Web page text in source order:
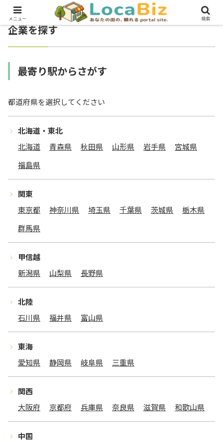
企業を探す
最寄り駅からさがす
都道府県を選択してください
北海道・東北
北海道
青森県 秋田県 山形県 岩手県
宮城県
福島県
関東
東京都
神奈川県 埼玉県 千葉県 茨城県
栃木県
群馬県
甲信越
新潟県
山梨県 長野県
北陸
石川県
福井県 富山県
東海
愛知県
静岡県 岐阜県 三重県
関西
大阪府
京都府 兵庫県 奈良県 滋賀県 和歌山県
中国
メニュー 検索